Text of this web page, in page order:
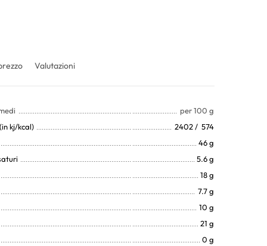
Valutazioni
per 100 g
kj/kcal)
2402 / 574
46 g
5.6 g
18 g
7.7 g
10 g
21 g
0 g